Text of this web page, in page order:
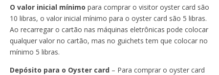
O valor inicial mínimo para comprar o visitor oyster card são
10 libras, o valor inicial mínimo para o oyster card são 5 libras.
Ao recarregar o cartão nas máquinas eletrônicas pode colocar
qualquer valor no cartão, mas no guichets tem que colocar no
mínimo 5 libras.
Depósito para o Oyster card – Para comprar o oyster card